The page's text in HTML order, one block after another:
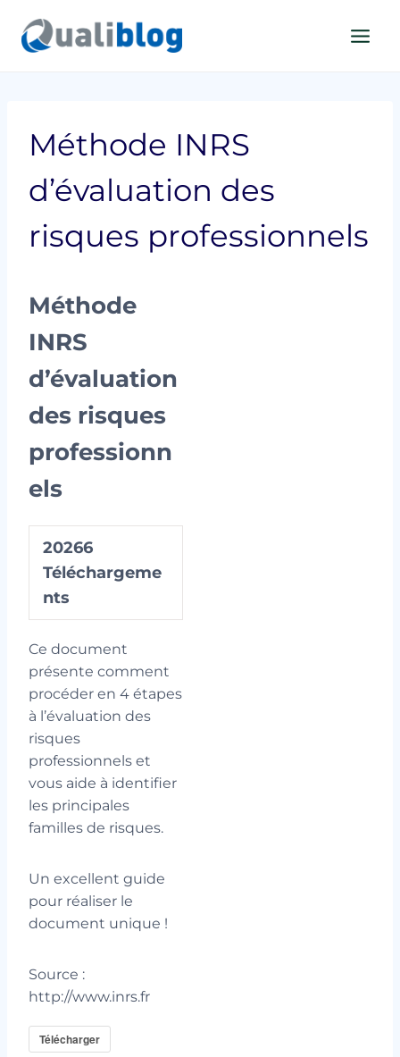
contenu
Méthode INRS
d’évaluation des
risques professionnels
Méthode
INRS
d’évaluation
des risques
professionn
els
20266
Téléchargeme
nts
Ce document
présente comment
procéder en 4 étapes
à l’évaluation des
risques
professionnels et
vous aide à identifier
les principales
familles de risques.
Un excellent guide
pour réaliser le
document unique !
Source :
http://www.inrs.fr
Télécharger